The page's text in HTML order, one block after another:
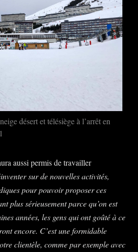
désert et télésiège à l’arrêt en
aussi permis de travailler
sur de nouvelles activités,
pour pouvoir proposer ces
plus sérieusement parce qu’on est
années, les gens qui ont goûté à ce
encore. C’est une formidable
clientèle, comme par exemple avec